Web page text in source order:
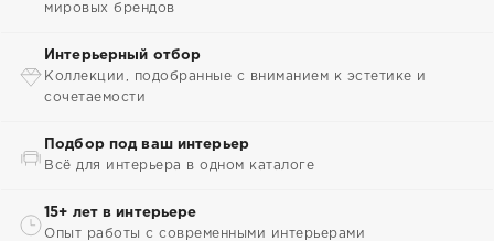
мировых брендов
Интерьерный отбор
Коллекции, подобранные с вниманием к эстетике и
сочетаемости
Подбор под ваш интерьер
Всё для интерьера в одном каталоге
15+ лет в интерьере
Опыт работы с современными интерьерами